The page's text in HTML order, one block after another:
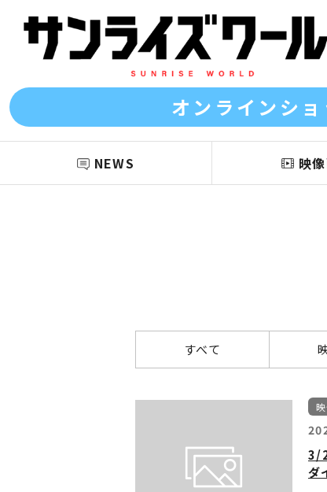
オンラインシ
NEWS 映
すべて
3/
ダ